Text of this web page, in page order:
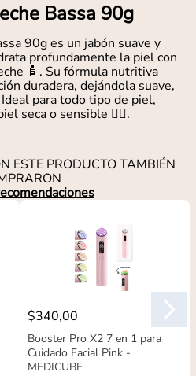
Bassa 90g
90g es un jabón suave y
profundamente la piel con
🧴. Su fórmula nutritiva
duradera, dejándola suave,
para todo tipo de piel,
seca o sensible 🧖‍♀️.
ESTE PRODUCTO TAMBIÉN
$340,00
Booster Pro X2 7 en 1 para
Cuidado Facial Pink -
MEDICUBE